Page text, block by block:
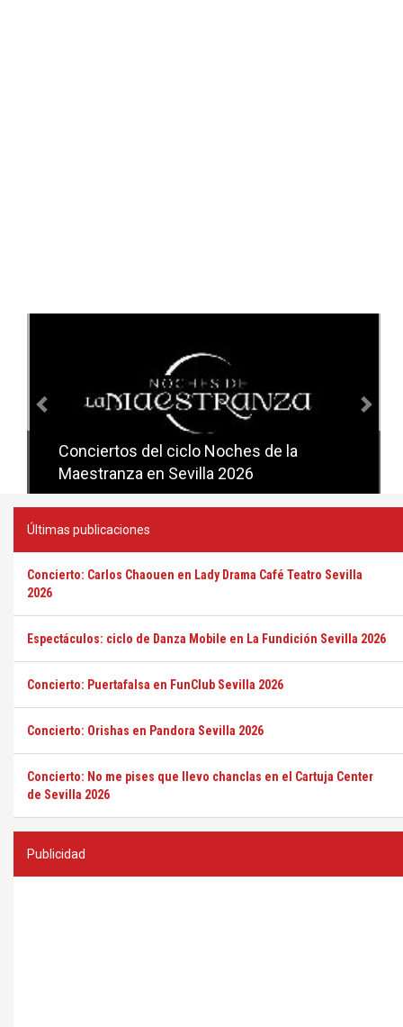
Conciertos del ciclo Noches de la
Maestranza en Sevilla 2026
Conciertos del ciclo Candlelight en
Sevilla
Últimas publicaciones
Concierto: Carlos Chaouen en Lady Drama Café Teatro Sevilla
2026
Espectáculos: ciclo de Danza Mobile en La Fundición Sevilla 2026
Concierto: Puertafalsa en FunClub Sevilla 2026
Concierto: Orishas en Pandora Sevilla 2026
Concierto: No me pises que llevo chanclas en el Cartuja Center
de Sevilla 2026
Publicidad